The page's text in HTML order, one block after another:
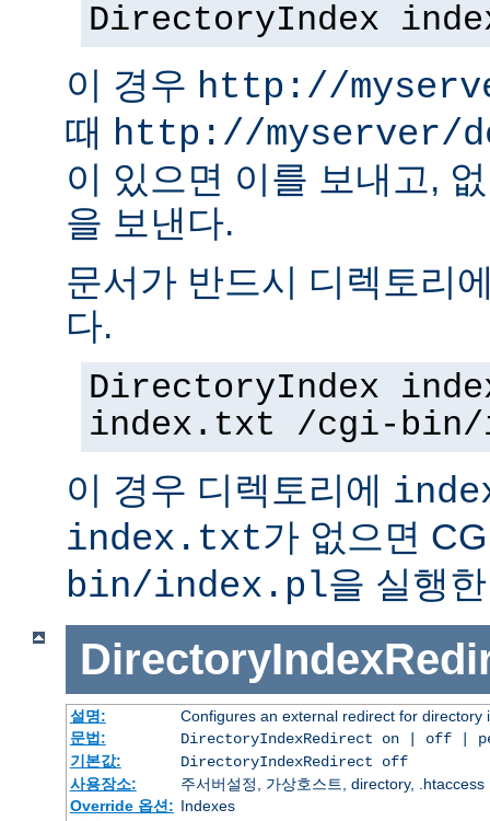
DirectoryIndex
이 경우 http://
때 http://myserver/
이 있으면 이를 보내고,
을 보낸다.
문서가 반드시 디렉토리
다.
DirectoryIndex
index.txt /cgi-bin/
이 경우 디렉토리에
index.txt가 없으면
bin/index.pl을 실행
설명:
Configures an external redirect for directory
문법:
DirectoryIndexRedirect on | off |
기본값:
DirectoryIndexRedirect off
사용장소:
주서버설정, 가상호스트, directory, .htaccess
Override 옵션: Indexes